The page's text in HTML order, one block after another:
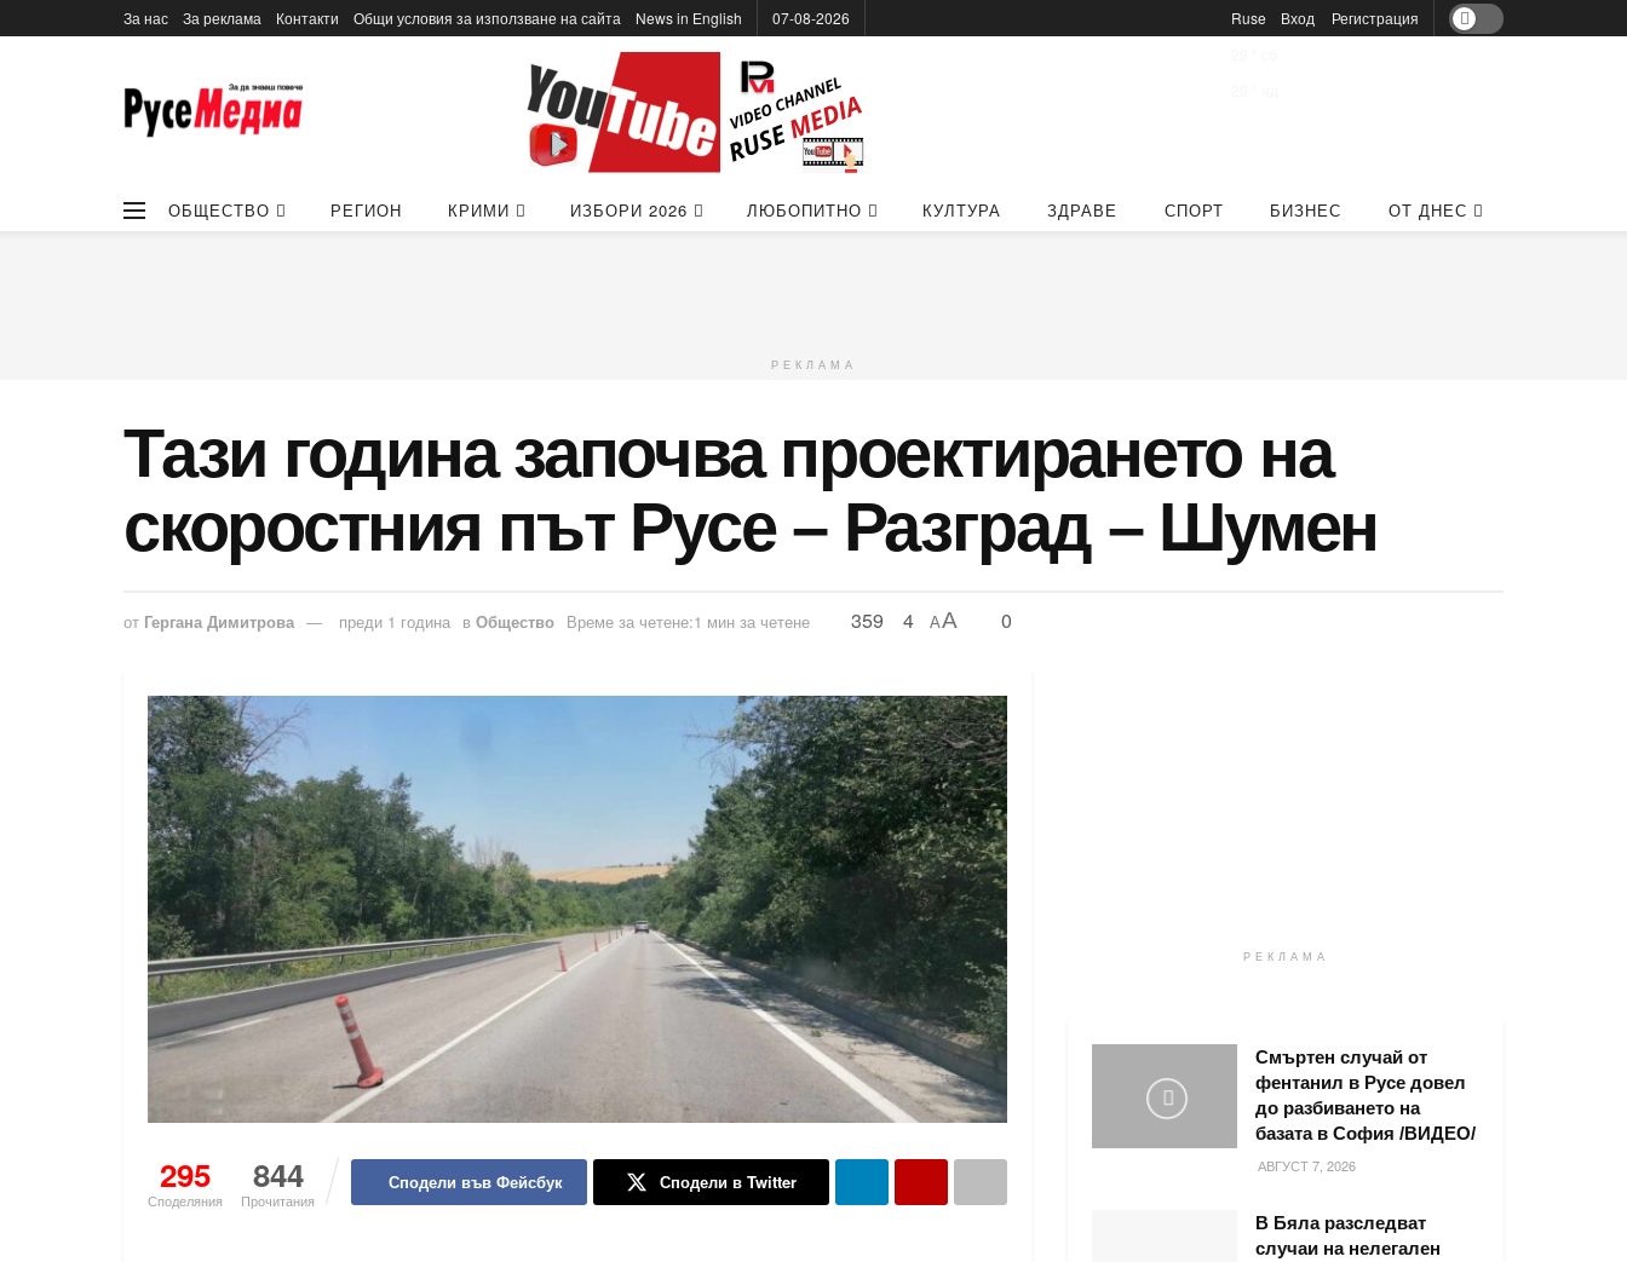
За нас За реклама Контакти Общи условия за използване на сайта News in Еnglish 07-08-2026
Ruse
Вход Регистрация
ОБЩЕСТВО РЕГИОН КРИМИ ИЗБОРИ 2026 ЛЮБОПИТНО КУЛТУРА ЗДРАВЕ СПОРТ БИЗНЕС ОТ ДНЕС
РЕКЛАМА
Тази година започва проектирането на
скоростния път Русе – Разград – Шумен
от Гергана Димитрова преди 1 година в Общество Време за четене:1 мин за четене 359 4 AA 0
295
Споделяния
844
Прочитания
Сподели във Фейсбук Сподели в Twitter
РЕКЛАМА
Смъртен случай от
фентанил в Русе довел
до разбиването на
базата в София /ВИДЕО/
АВГУСТ 7, 2026
В Бяла разследват
случаи на нелегален